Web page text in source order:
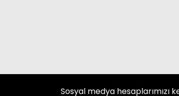
Sosyal medya hesaplarımızı